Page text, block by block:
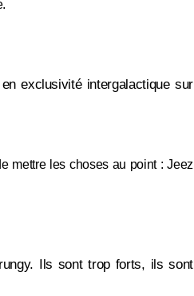
exclusivité intergalactique sur
mettre les choses au point : Jeez
Ils sont trop forts, ils sont